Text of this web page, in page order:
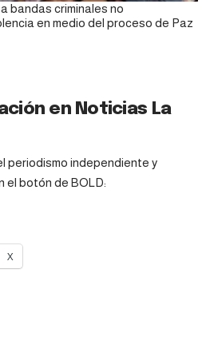
bandas criminales no
en medio del proceso de Paz
en Noticias La
periodismo independiente y
el botón de BOLD:
X